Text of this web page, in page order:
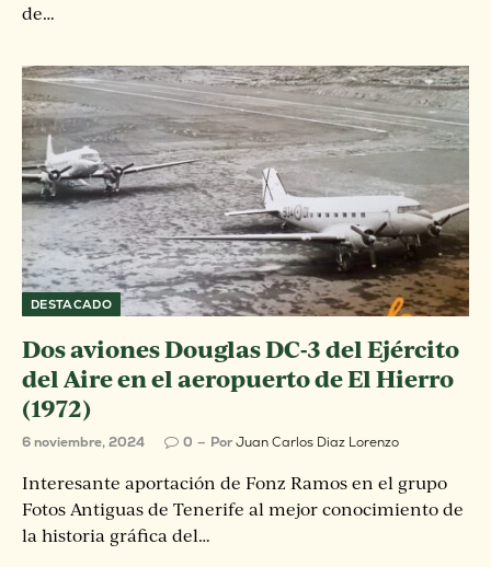
de…
DESTACADO
Dos aviones Douglas DC-3 del Ejército
del Aire en el aeropuerto de El Hierro
(1972)
6 noviembre, 2024 0 PorJuan Carlos Diaz Lorenzo
Interesante aportación de Fonz Ramos en el grupo
Fotos Antiguas de Tenerife al mejor conocimiento de
la historia gráfica del…